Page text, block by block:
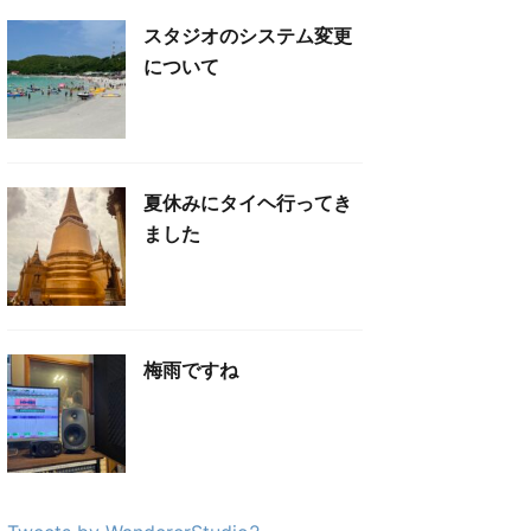
スタジオのシステム変更
について
夏休みにタイヘ行ってき
ました
梅雨ですね